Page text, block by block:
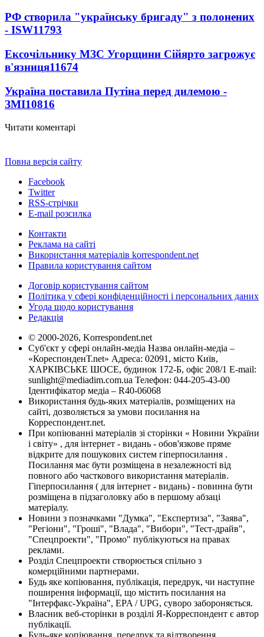
РФ створила "українську бригаду" з полонених
- ISW11793
Ексочільнику МЗС Угорщини Сійярто загрожує
в'язниця11674
Україна поставила Путіна перед дилемою -
ЗМІ10816
Читати коментарі
Повна версія сайту
Facebook
Twitter
RSS-стрічки
E-mail розсилка
Контакти
Реклама на сайті
Використання матеріалів korrespondent.net
Правила користування сайтом
Договір користування сайтом
Політика у сфері конфіденційності і персональних даних
Угода щодо користування
Редакція
© 2000-2026, Korrespondent.net
Суб'єкт у сфері онлайн-медіа Назва онлайн-медіа –
«КореспонденТ.net» Адреса: 02091, місто Київ,
ХАРКІВСЬКЕ ШОСЕ, будинок 172-Б, офіс 208/1 E-mail:
sunlight@mediadim.com.ua Телефон: 044-205-43-00
Ідентифікатор медіа – R40-06068
Використання будь-яких матеріалів, розміщених на
сайті, дозволяється за умови посилання на
Корреспондент.net.
При копіюванні матеріалів зі сторінки « Новини України
і світу» , для інтернет - видань - обов'язкове пряме
відкрите для пошукових систем гіперпосилання .
Посилання має бути розміщена в незалежності від
повного або часткового використання матеріалів.
Гіперпосилання ( для інтернет - видань) - повинна бути
розміщена в підзаголовку або в першому абзаці
матеріалу.
Новини з позначками "Думка", "Експертиза", "Заява",
"Регіони", "Гроші", "Влада", "Вибори", "Тест-драйв",
"Спецпроекти", "Промо" публікуються на правах
реклами.
Розділ Спецпроекти створюється спільно з
комерційними партнерами.
Будь яке копіювання, публікація, передрук, чи наступне
поширення інформації, що містить посилання на
"Інтерфакс-Україна", EPA / UPG, суворо забороняється.
Власник веб-сторінки в розділі Я-Корреспондент є автор
публікації.
Будь-яке копіювання, передрук та відтворення